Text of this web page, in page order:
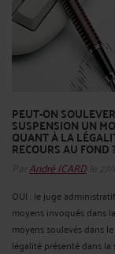
PEUT-ON
SUSPENSION UN
QUANT À LA
RECOURS AU FOND
ParAndré ICARDle
OUI : le juge
moyens invoqués dans
moyens soulevés dans
légalité présenté dans la